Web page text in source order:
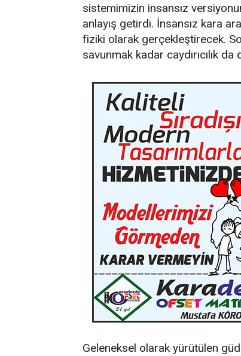
sistemimizin insansız
anlayış getirdi. İnsansız kara
fiziki olarak gerçekleştirecek.
savunmak kadar caydırıcılık da
Geleneksel olarak yürütülen